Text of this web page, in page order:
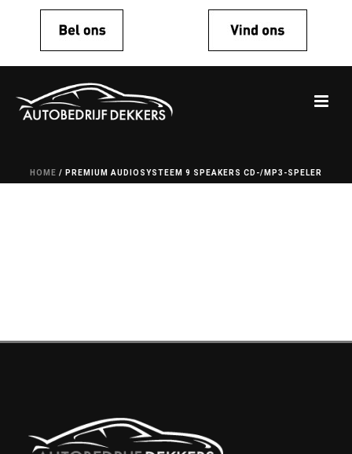
HOME / PREMIUM AUDIOSYSTEEM 9 SPEAKERS CD-/MP3-SPELER